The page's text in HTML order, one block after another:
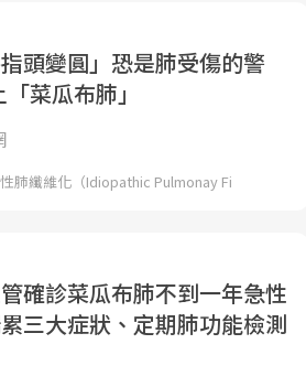
頭變圓」恐是肺受傷的警
菜瓜布肺」
肺纖維化（Idiopathic Pulmonay Fi
確診菜瓜布肺不到一年急性
三大症狀、定期肺功能檢測